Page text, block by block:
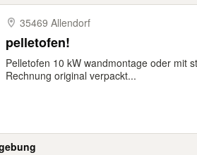
35469 Allendorf
pelletofen!
Pelletofen 10 kW wandmontage oder mit
Rechnung original verpackt...